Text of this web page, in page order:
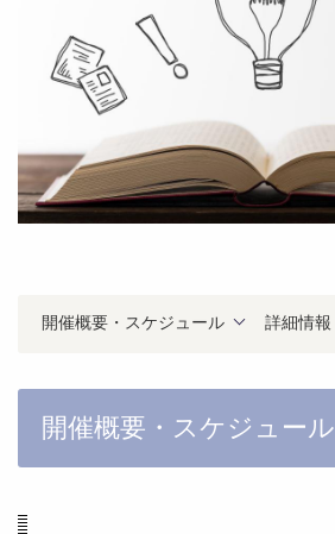
開催概要・スケジュール 詳細情報
開催概要・スケジュール